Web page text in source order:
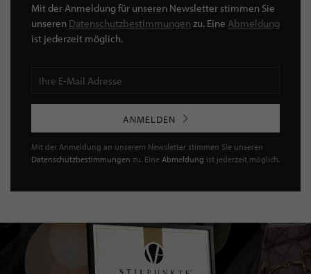
Mit der Anmeldung für unseren Newsletter stimmen Sie
unseren Datenschutzbestimmungen zu. Eine Abmeldung
ist jederzeit möglich.
ANMELDEN
Mit der Anmeldung an unserem Newsletter stimmen Sie unseren
Datenschutzbestimmungen zu. Eine Abmeldung ist jederzeit möglich.